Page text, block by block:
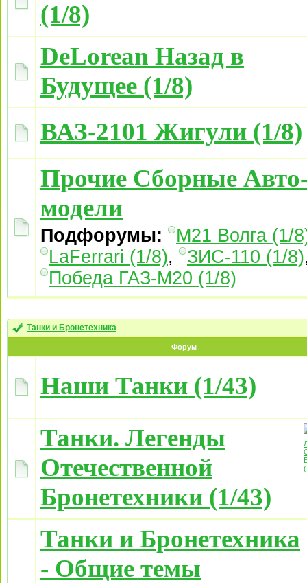
(1/8)
DeLorean Назад в
Будущее (1/8)
ВАЗ-2101 Жигули (1/8)
Прочие Сборные
модели
Подфорумы:
М21 Волга (1/
LaFerrari (1/8), ЗИС-110 (1/8)
Победа ГАЗ-М20 (1/8)
Танки и Бронетехника
Форум
Наши Танки (1/43)
Танки. Легенды
Отечественной
Бронетехники (1/43)
Танки и Бронетехника
- Общие темы